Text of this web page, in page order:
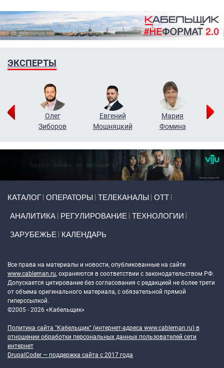
ЭКСПЕРТЫ
Олег
Зиборов
Евгений
Мошняцкий
Мария
Фомина
КАТАЛОГ ОПЕРАТОРЫ ТЕЛЕКАНАЛЫ ОТТ
АНАЛИТИКА РЕГУЛИРОВАНИЕ ТЕХНОЛОГИИ
ЗАРУБЕЖЬЕ КАЛЕНДАРЬ
Все права на материалы и новости, опубликованные на сайте
www.cableman.ru, охраняются в соответствии с законодательством РФ.
Допускается цитирование без согласования с редакцией не более трети
от объема оригинального материала, с обязательной прямой
гиперссылкой.
©2005 - 2026 «Кабельщик»
Политика сайта "Кабельщик" (интернет-адреса www.cableman.ru) в
отношении обработки персональных данных пользователей сети
интернет
DrupalCoder — поддержка сайта c 2017 года